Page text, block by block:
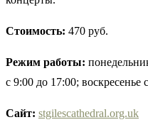
Стоимость: 470 руб.
Режим работы:
с 9:00 до 17:00; воскресенье
Сайт: stgilescathedral.org.uk